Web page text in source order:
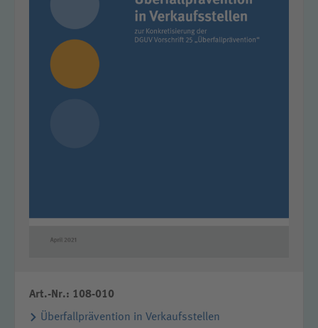
Art.-Nr.: 108-010
Überfallprävention in Verkaufsstellen